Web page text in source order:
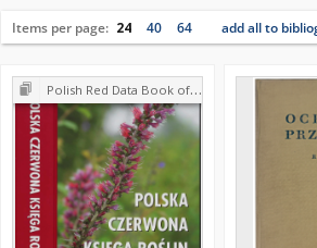
Items per page: 24 40 64 add all to
Polish Red Data Book of Plants : Pteridophytes and flowering plants